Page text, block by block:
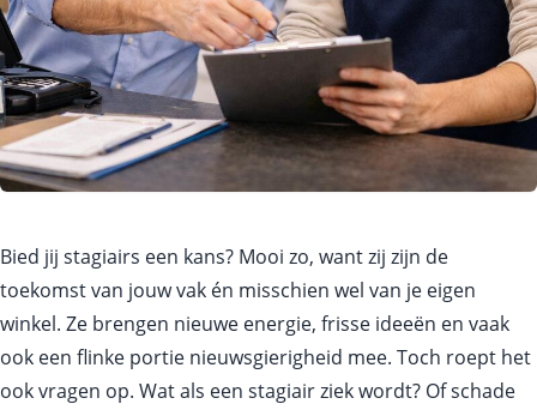
Bied jij stagiairs een kans? Mooi zo, want zij zijn de
toekomst van jouw vak én misschien wel van je eigen
winkel. Ze brengen nieuwe energie, frisse ideeën en vaak
ook een flinke portie nieuwsgierigheid mee. Toch roept het
ook vragen op. Wat als een stagiair ziek wordt? Of schade